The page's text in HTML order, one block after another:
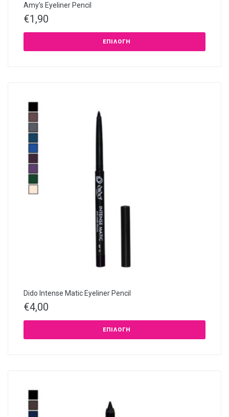
Amy’s Eyeliner Pencil
€1,90
ΕΠΙΛΟΓΉ
Dido Intense Matic Eyeliner Pencil
€4,00
ΕΠΙΛΟΓΉ